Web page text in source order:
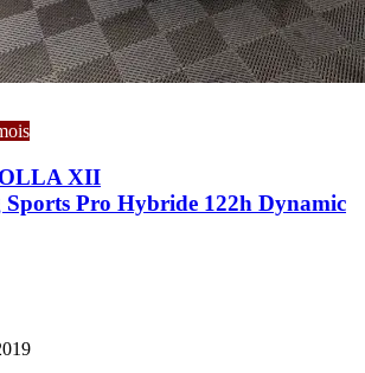
XII
Pro Hybride 122h Dynamic